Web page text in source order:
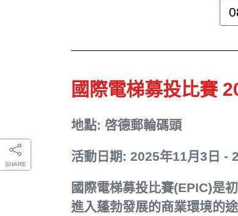
SHARE
國際電梯募投比賽
地點: 啓德郵輪碼頭
活動日期: 2025年11月3日 -
國際電梯募投比賽(EPIC)是
進入蓬勃發展的商業環境的